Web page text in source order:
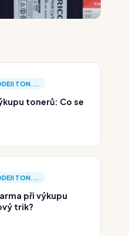
TON...
tonerů: Co se
TON...
při výkupu
trik?